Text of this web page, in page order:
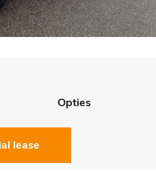
Opties
lease